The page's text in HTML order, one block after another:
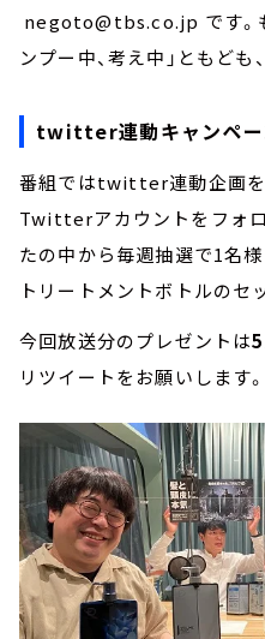
negoto@tbs.co.jp です。
ンプー中、考え中」ともども
twitter連動キャンペー
番組ではtwitter連動企画を
Twitterアカウントをフォ
たの中から毎週抽選で1名
トリートメントボトルのセ
今回放送分のプレゼントは
リツイートをお願いします。